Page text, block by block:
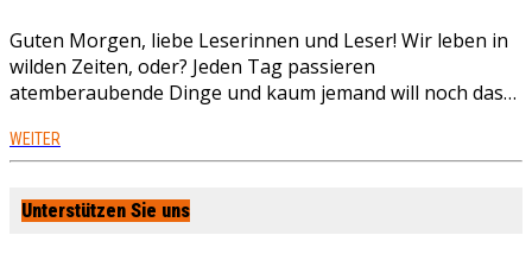
Guten Morgen, liebe Leserinnen und Leser! Wir leben in
wilden Zeiten, oder? Jeden Tag passieren
atemberaubende Dinge und kaum jemand will noch das…
WEITER
Unterstützen Sie uns